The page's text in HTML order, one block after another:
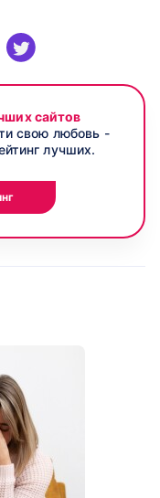
сайтов
свою любовь -
лучших.